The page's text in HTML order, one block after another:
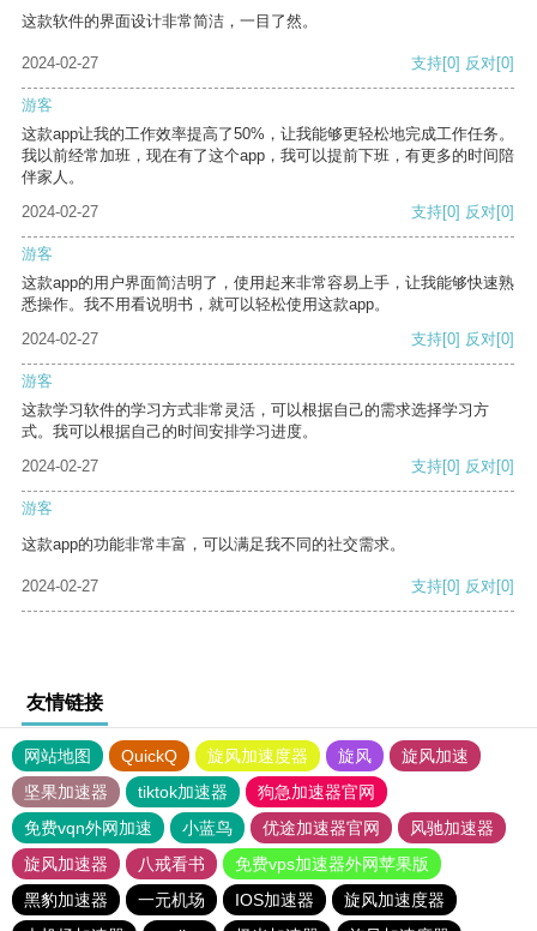
这款软件的界面设计非常简洁，一目了然。
2024-02-27 支持[0] 反对[0]
游客
这款app让我的工作效率提高了50%，让我能够更轻松地完成工作任务。
我以前经常加班，现在有了这个app，我可以提前下班，有更多的时间陪
伴家人。
2024-02-27
支持[0] 反对[0]
游客
这款app的用户界面简洁明了，使用起来非常容易上手，让我能够快速熟
悉操作。我不用看说明书，就可以轻松使用这款app。
2024-02-27
支持[0] 反对[0]
游客
这款学习软件的学习方式非常灵活，可以根据自己的需求选择学习方
式。我可以根据自己的时间安排学习进度。
2024-02-27
支持[0] 反对[0]
游客
这款app的功能非常丰富，可以满足我不同的社交需求。
2024-02-27 支持[0] 反对[0]
友情链接
网站地图 QuickQ 旋风加速度器 旋风
旋风加速
坚果加速器
tiktok加速器
狗急加速器官网
免费vqn外网加速
小蓝鸟 优途加速器官网
风驰加速器
旋风加速器
八戒看书
免费vps加速器外网苹果版
黑豹加速器
一元机场 IOS加速器
旋风加速度器